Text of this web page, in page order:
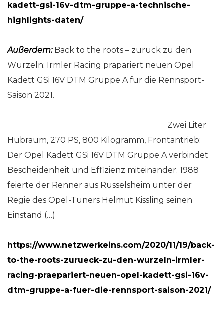
kadett-gsi-16v-dtm-gruppe-a-technische-
highlights-daten/
Außerdem: Back to the roots – zurück zu den
Wurzeln: Irmler Racing präpariert neuen Opel
Kadett GSi 16V DTM Gruppe A für die Rennsport-
Saison 2021.
Zwei Liter
Hubraum, 270 PS, 800 Kilogramm, Frontantrieb:
Der Opel Kadett GSi 16V DTM Gruppe A verbindet
Bescheidenheit und Effizienz miteinander. 1988
feierte der Renner aus Rüsselsheim unter der
Regie des Opel-Tuners Helmut Kissling seinen
Einstand (…)
https://www.netzwerkeins.com/2020/11/19/back-
to-the-roots-zurueck-zu-den-wurzeln-irmler-
racing-praepariert-neuen-opel-kadett-gsi-16v-
dtm-gruppe-a-fuer-die-rennsport-saison-2021/